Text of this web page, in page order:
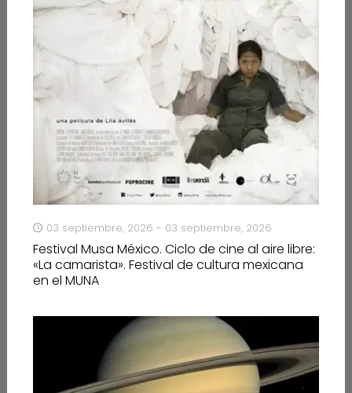
03 septiembre, 2026 - 03 septiembre, 2026
Festival Musa México. Ciclo de cine al aire libre:
«La camarista». Festival de cultura mexicana
en el MUNA